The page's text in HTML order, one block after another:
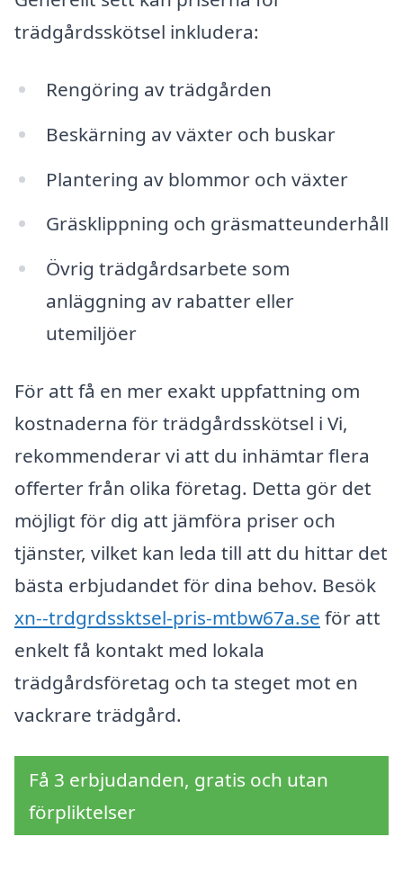
trädgårdsskötsel inkludera:
Rengöring av trädgården
Beskärning av växter och buskar
Plantering av blommor och växter
Gräsklippning och gräsmatteunderhåll
Övrig trädgårdsarbete som
anläggning av rabatter eller
utemiljöer
För att få en mer exakt uppfattning om
kostnaderna för trädgårdsskötsel i Vi,
rekommenderar vi att du inhämtar flera
offerter från olika företag. Detta gör det
möjligt för dig att jämföra priser och
tjänster, vilket kan leda till att du hittar det
bästa erbjudandet för dina behov. Besök
xn--trdgrdssktsel-pris-mtbw67a.se för att
enkelt få kontakt med lokala
trädgårdsföretag och ta steget mot en
vackrare trädgård.
Få 3 erbjudanden, gratis och utan
förpliktelser